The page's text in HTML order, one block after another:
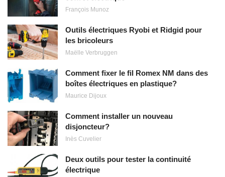
François Munoz
Outils électriques Ryobi et Ridgid pour
les bricoleurs
Maëlle Verbruggen
Comment fixer le fil Romex NM dans des
boîtes électriques en plastique?
Maurice Dijoux
Comment installer un nouveau
disjoncteur?
Inès Cuvelier
Deux outils pour tester la continuité
électrique